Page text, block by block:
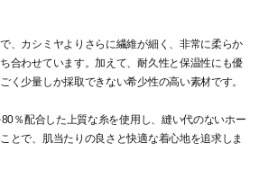
、カシミヤよりさらに繊維が細く、非常に柔らか
合わせています。加えて、耐久性と保温性にも優
く少量しか採取できない希少性の高い素材です。
％配合した上質な糸を使用し、縫い代のないホー
とで、肌当たりの良さと快適な着心地を追求しま